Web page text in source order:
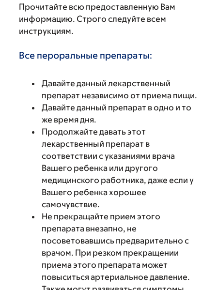
Прочитайте всю предоставленную Вам
информацию. Строго следуйте всем
инструкциям.
Все пероральные препараты:
Давайте данный лекарственный
препарат независимо от приема пищи.
Давайте данный препарат в одно и то
же время дня.
Продолжайте давать этот
лекарственный препарат в
соответствии с указаниями врача
Вашего ребенка или другого
медицинского работника, даже если у
Вашего ребенка хорошее
самочувствие.
Не прекращайте прием этого
препарата внезапно, не
посоветовавшись предварительно с
врачом. При резком прекращении
приема этого препарата может
повыситься артериальное давление.